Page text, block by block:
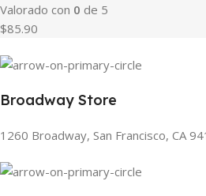
Valorado con 0 de 5
$85.90
Broadway Store
1260 Broadway, San Francisco, CA